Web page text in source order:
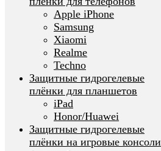
Apple iPhone
Samsung
Xiaomi
Realme
Techno
Защитные гидрогелевые
плёнки для планшетов
iPad
Honor/Huawei
Защитные гидрогелевые
плёнки на игровые консоли